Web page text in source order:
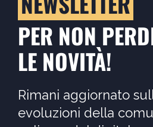
PER NON
LE NOVITÀ!
Rimani aggiornato
evoluzioni della